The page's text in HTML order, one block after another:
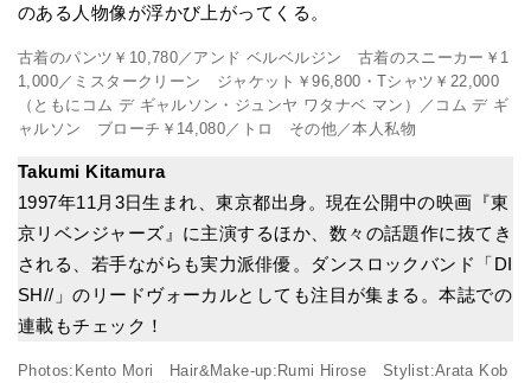
のある人物像が浮かび上がってくる。
古着のパンツ￥10,780／アンド ベルベルジン 古着のスニーカー￥1
1,000／ミスタークリーン ジャケット￥96,800・Tシャツ￥22,000
（ともにコム デ ギャルソン・ジュンヤ ワタナベ マン）／コム デ ギ
ャルソン ブローチ￥14,080／トロ その他／本人私物
Takumi Kitamura
1997年11月3日生まれ、東京都出身。現在公開中の映画『東
京リベンジャーズ』に主演するほか、数々の話題作に抜てき
される、若手ながらも実力派俳優。ダンスロックバンド「DI
SH//」のリードヴォーカルとしても注目が集まる。本誌での
連載もチェック！
Photos:Kento Mori Hair&Make-up:Rumi Hirose Stylist:Arata Kob